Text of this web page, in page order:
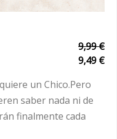
9,99 €
9,49 €
un Chico.Pero
saber nada ni de
finalmente cada